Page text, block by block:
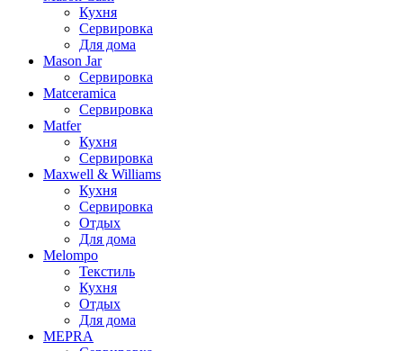
Кухня
Сервировка
Для дома
Mason Jar
Сервировка
Matceramica
Сервировка
Matfer
Кухня
Сервировка
Maxwell & Williams
Кухня
Сервировка
Отдых
Для дома
Melompo
Текстиль
Кухня
Отдых
Для дома
MEPRA